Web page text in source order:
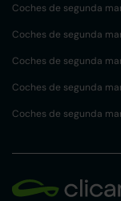
Coches de segunda
Coches de segunda
Coches de segunda
Coches de segunda
Coches de segunda